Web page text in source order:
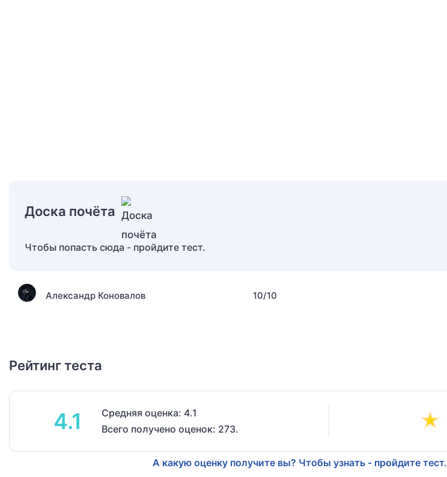
Доска почёта
Чтобы попасть сюда - пройдите тест.
Александр Коновалов 10/10
Рейтинг теста
4.1
Средняя оценка: 4.1
Всего получено оценок: 273.
А какую оценку получите вы? Чтобы узнать - пройдите тест.